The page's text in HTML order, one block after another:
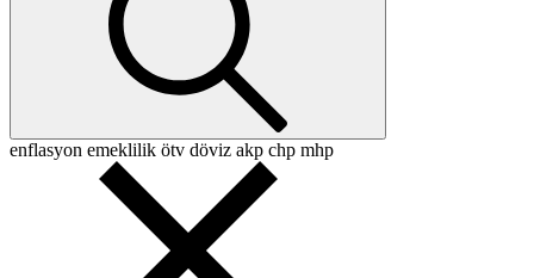
enflasyon emeklilik ötv döviz akp chp mhp